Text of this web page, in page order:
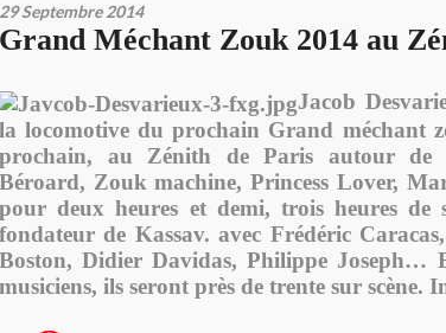
29 Septembre 2014
Grand Méchant Zouk 2014 au
Jacob
la locomotive du prochain Grand méchant
prochain, au Zénith de Paris autour de
Béroard, Zouk machine, Princess Lover,
pour deux heures et demi, trois heures de
fondateur de Kassav. avec Frédéric
Boston, Didier Davidas, Philippe Joseph…
musiciens, ils seront près de trente sur scène.